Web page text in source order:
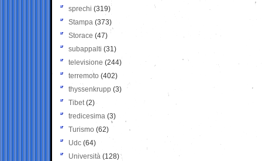
sprechi (319)
Stampa (373)
Storace (47)
subappalti (31)
televisione(244)
terremoto (402)
thyssenkrupp (3)
Tibet(2)
tredicesima (3)
Turismo (62)
Udc (64)
Università (128)